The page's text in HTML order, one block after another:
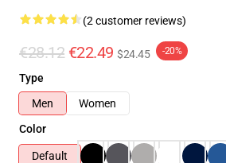
(2 customer reviews)
€28.12 €22.49 $24.45 -20%
Type
Men
Women
Color
Default